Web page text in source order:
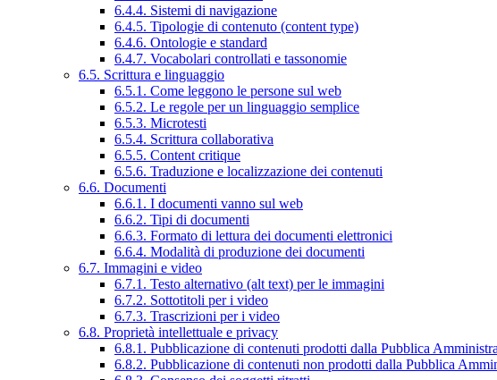
6.4.4. Sistemi di navigazione
6.4.5. Tipologie di contenuto (content type)
6.4.6. Ontologie e standard
6.4.7. Vocabolari controllati e tassonomie
6.5. Scrittura e linguaggio
6.5.1. Come leggono le persone sul web
6.5.2. Le regole per un linguaggio semplice
6.5.3. Microtesti
6.5.4. Scrittura collaborativa
6.5.5. Content critique
6.5.6. Traduzione e localizzazione dei contenuti
6.6. Documenti
6.6.1. I documenti vanno sul web
6.6.2. Tipi di documenti
6.6.3. Formato di lettura dei documenti elettronici
6.6.4. Modalità di produzione dei documenti
6.7. Immagini e video
6.7.1. Testo alternativo (alt text) per le immagini
6.7.2. Sottotitoli per i video
6.7.3. Trascrizioni per i video
6.8. Proprietà intellettuale e privacy
6.8.1. Pubblicazione di contenuti prodotti dalla Pubblica
6.8.2. Pubblicazione di contenuti non prodotti dalla Pubblica